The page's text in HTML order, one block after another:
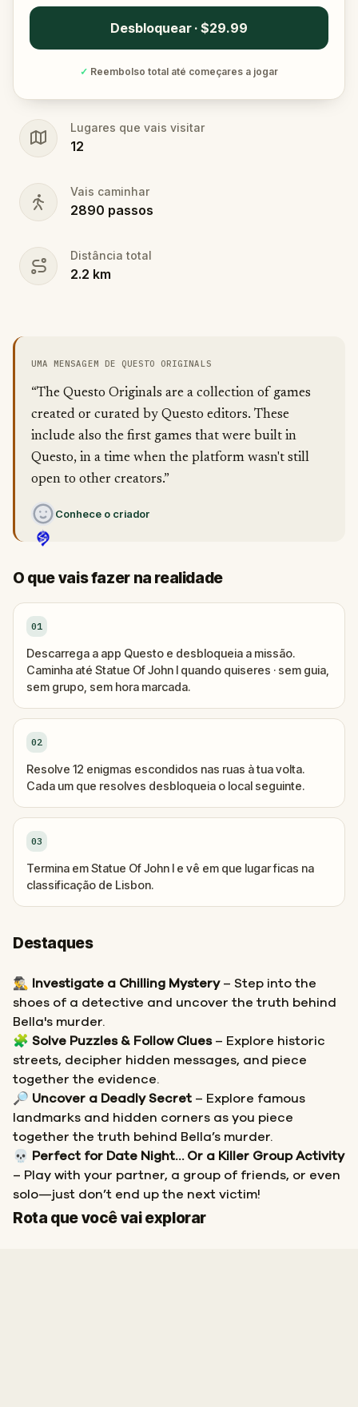
Desbloquear · $29.99
✓ Reembolso total até começares a jogar
Lugares que vais visitar
12
Vais caminhar
2890 passos
Distância total
2.2 km
UMA MENSAGEM DE QUESTO ORIGINALS
“The Questo Originals are a collection of games
created or curated by Questo editors. These
include also the first games that were built in
Questo, in a time when the platform wasn't still
open to other creators.”
Conhece o criador
O que vais fazer na realidade
01
Descarrega a app Questo e desbloqueia a missão.
Caminha até Statue Of John I quando quiseres · sem guia,
sem grupo, sem hora marcada.
02
Resolve 12 enigmas escondidos nas ruas à tua volta.
Cada um que resolves desbloqueia o local seguinte.
03
Termina em Statue Of John I e vê em que lugar ficas na
classificação de Lisbon.
Destaques
🕵️‍♂️ Investigate a Chilling Mystery– Step into the
shoes of a detective and uncover the truth behind
Bella's murder.
🧩 Solve Puzzles & Follow Clues– Explore historic
streets, decipher hidden messages, and piece
together the evidence.
🔎 Uncover a Deadly Secret – Explore famous
landmarks and hidden corners as you piece
together the truth behind Bella’s murder.
💀
Perfect for Date Night… Or a Killer Group Activity
– Play with your partner, a group of friends, or even
solo—just don’t end up the next victim!
Rota que você vai explorar
Início
Fim